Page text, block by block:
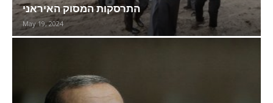
התרסקות המסוק האיראני
May 19, 2024